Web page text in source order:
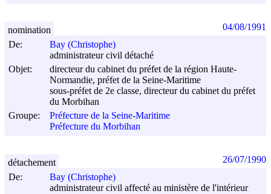
De:
Bay (Christophe)
administrateur civil détaché
Objet:
directeur du cabinet du préfet de la région Haute-
Normandie, préfet de la Seine-Maritime
sous-préfet de 2e classe, directeur du cabinet du préfet
du Morbihan
Groupe:
Préfecture de la Seine-Maritime
Préfecture du Morbihan
nomination 04/08/1991
De:
Bay (Christophe)
administrateur civil affecté au ministère de l'intérieur
détachement 26/07/1990